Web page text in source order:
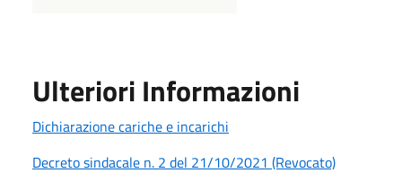
Ulteriori Informazioni
Dichiarazione cariche e incarichi
Decreto sindacale n. 2 del 21/10/2021 (Revocato)